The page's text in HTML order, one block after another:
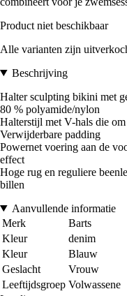
Product niet beschikbaar
Alle varianten zijn
Beschrijving
Halter sculpting bikini met
80 % polyamide/nylon
Halterstijl met V-hals die
Verwijderbare padding
Powernet voering aan de
effect
Hoge rug en reguliere
billen
Aanvullende informatie
Merk
Barts
Kleur
denim
Kleur
Blauw
Geslacht
Vrouw
Leeftijdsgroep Volwassene